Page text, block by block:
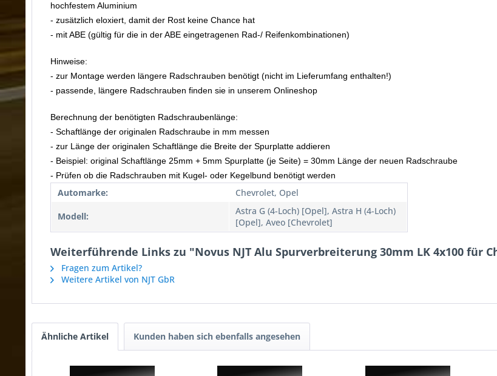
hochfestem Aluminium
- zusätzlich eloxiert, damit der Rost keine Chance hat
- mit ABE (gültig für die in der ABE eingetragenen Rad-/ Reifenkombinationen)
Hinweise:
- zur Montage werden längere Radschrauben benötigt (nicht im Lieferumfang enthalten!)
- passende, längere Radschrauben finden sie in unserem Onlineshop
Berechnung der benötigten Radschraubenlänge:
- Schaftlänge der originalen Radschraube in mm messen
- zur Länge der originalen Schaftlänge die Breite der Spurplatte addieren
- Beispiel: original Schaftlänge 25mm + 5mm Spurplatte (je Seite) = 30mm Länge der neuen Radschraube
- Prüfen ob die Radschrauben mit Kugel- oder Kegelbund benötigt werden
Automarke: Chevrolet, Opel
Modell:
Astra G (4-Loch) [Opel], Astra H (4-Loch)
[Opel], Aveo [Chevrolet]
Weiterführende Links zu "Novus NJT Alu Spurverbreiterung 30mm LK 4x100 für
Fragen zum Artikel?
Weitere Artikel von NJT GbR
Ähnliche Artikel Kunden haben sich ebenfalls angesehen